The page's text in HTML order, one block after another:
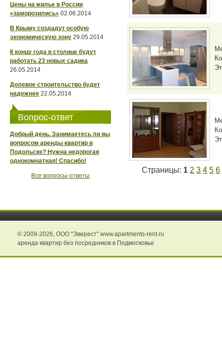
Цены на жилье в России
«заморозились» 02.06.2014
В Крыму создадут особую
экономическую зону 29.05.2014
К концу года в столице будут
работать 23 новых садика
26.05.2014
Долевое строительство будет
надежнее 22.05.2014
Вопрос-ответ
Добрый день. Занимаетесь ли вы
вопросом аренды квартир в
Подольске? Нужна недорогая
однокомнатная! Спасибо!
Все вопросы-ответы
Страницы: 1 2 3 4 5 6
© 2009-2026, ООО "Эверест" www.apartments-rent.ru
аренда квартир без посредников в Подмосковье